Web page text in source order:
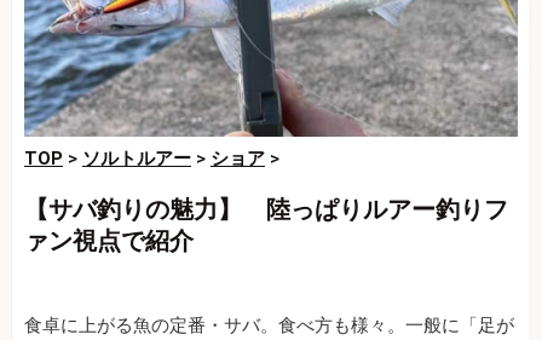
TOP > ソルトルアー > ショア >
【サバ釣りの魅力】 陸っぱりルアー釣りフ
ァン視点で紹介
食卓に上がる魚の定番・サバ。食べ方も様々。一般に「足が